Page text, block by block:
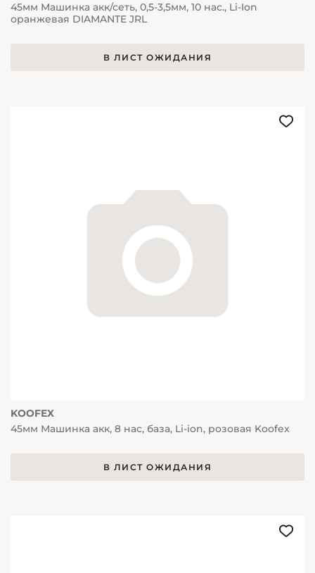
45мм Машинка акк/сеть, 0,5-3,5мм, 10 нас., Li-Ion
оранжевая DIAMANTE JRL
В ЛИСТ ОЖИДАНИЯ
KOOFEX
45мм Машинка акк, 8 нас, база, Li-ion, розовая Koofex
В ЛИСТ ОЖИДАНИЯ